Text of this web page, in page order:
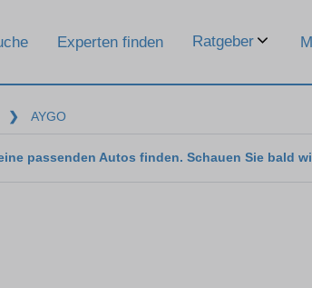
Experten finden Ratgeber
❯ AYGO
passenden Autos finden. Schauen Sie bald